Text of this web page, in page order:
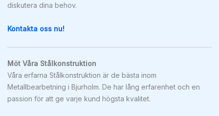
diskutera dina behov.
Kontakta oss nu!
Möt Våra Stålkonstruktion
Våra erfarna Stålkonstruktion är de bästa inom
Metallbearbetning i Bjurholm. De har lång erfarenhet och en
passion för att ge varje kund högsta kvalitet.